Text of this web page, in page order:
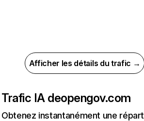
Afficher les détails du trafic →
Trafic IA deopengov.com
Obtenez instantanément une